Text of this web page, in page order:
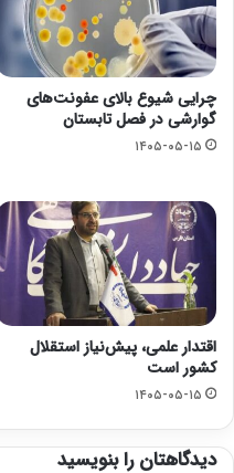
چرایی شیوع بالای عفونت‌های
گوارشی در فصل تابستان
۱۴۰۵-۰۵-۱۵
اقتدار علمی، پیش‌نیاز استقلال
کشور است
۱۴۰۵-۰۵-۱۵
دیدگاهتان را بنویسید